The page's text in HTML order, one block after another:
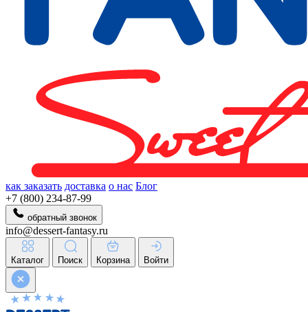
как заказать доставка о нас Блог
+7 (800) 234-87-99
обратный звонок
info@dessert-fantasy.ru
Каталог Поиск Корзина Войти